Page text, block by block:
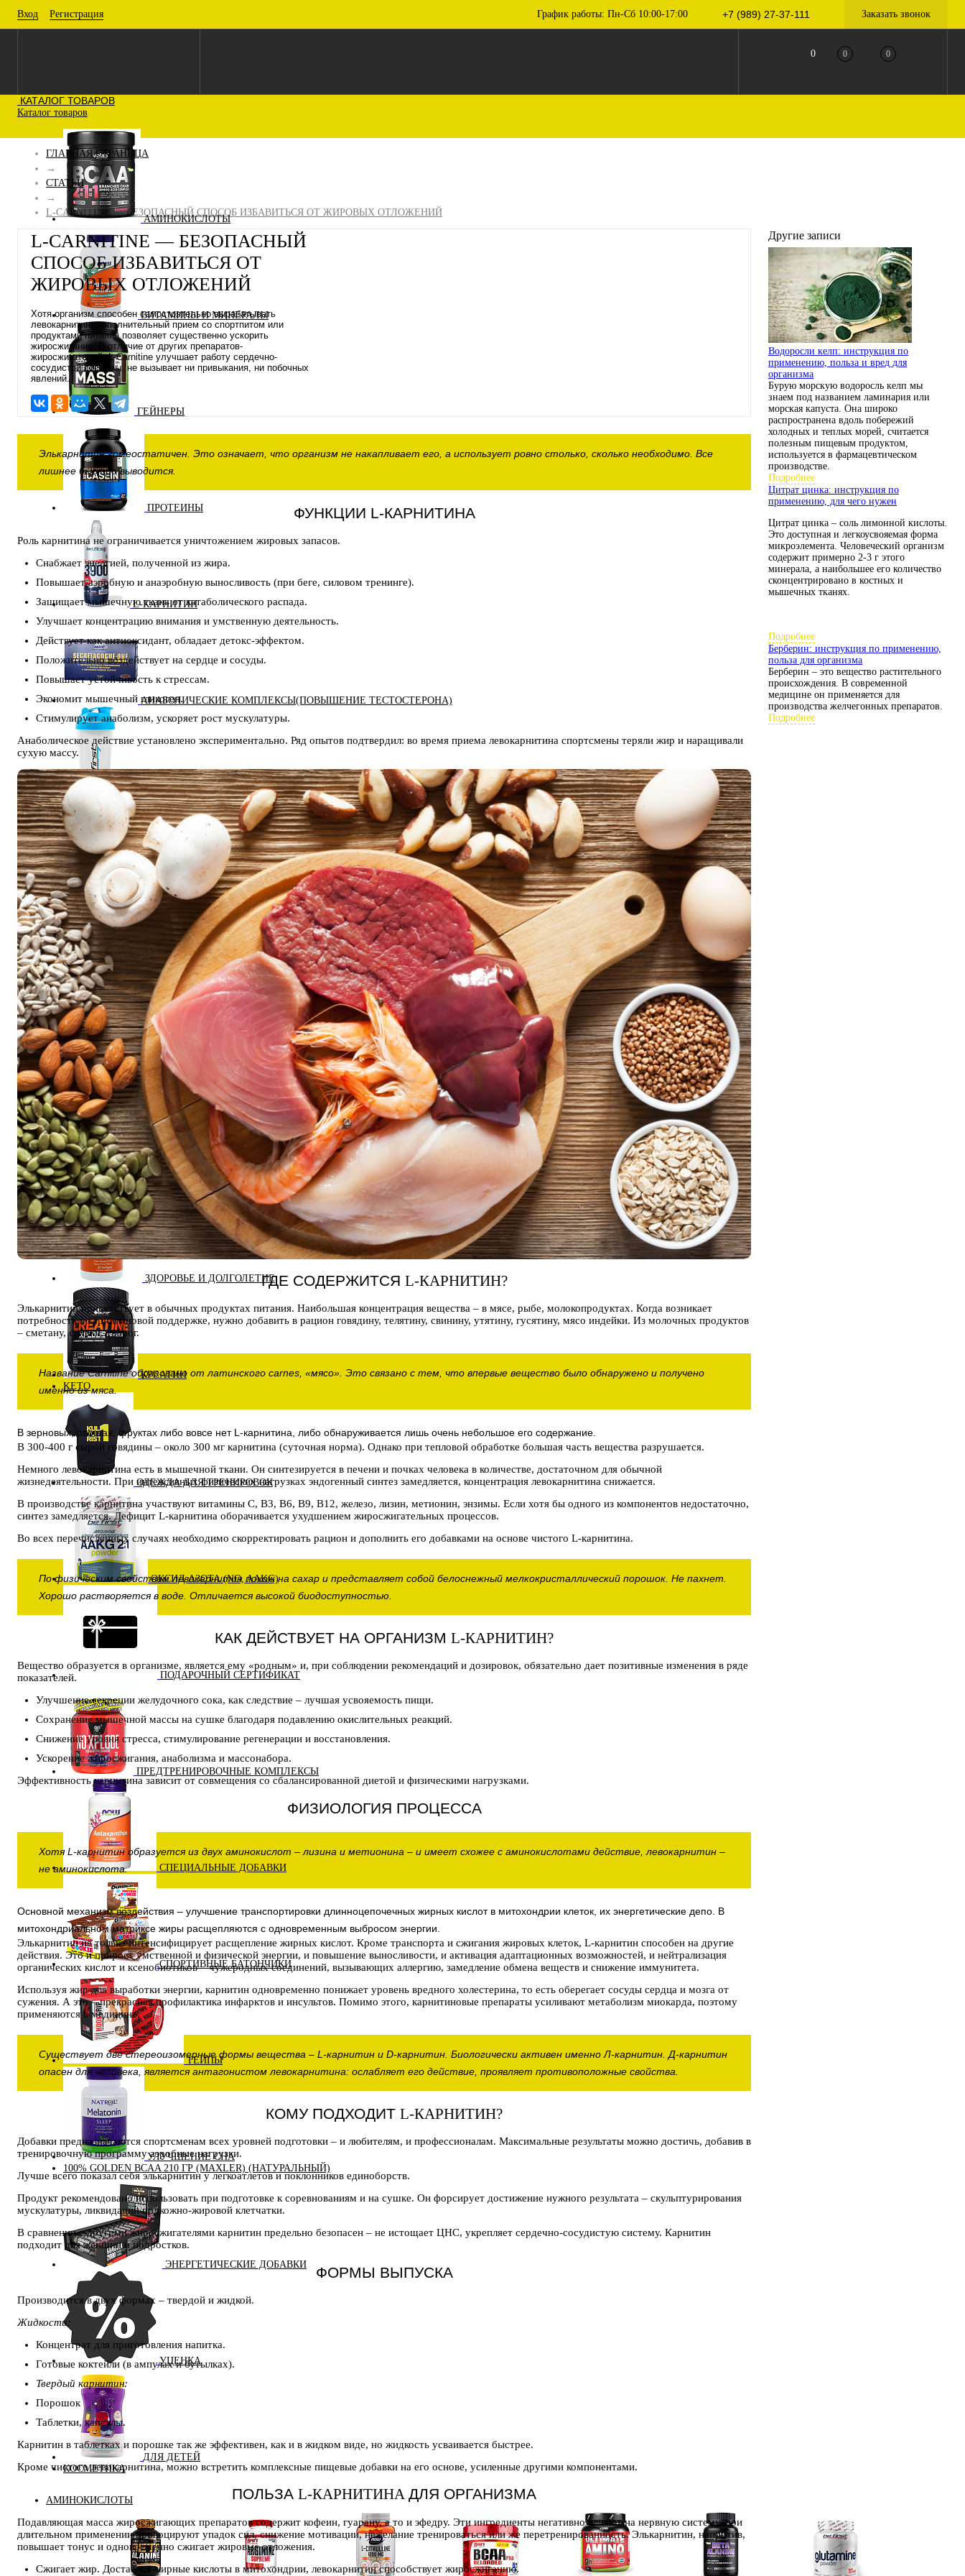
Вход Регистрация График работы: Пн-Сб 10:00-17:00 +7 (989) 27-37-111 Заказать звонок
0 0 0
КАТАЛОГ ТОВАРОВ
Каталог товаров
АМИНОКИСЛОТЫ
ВИТАМИНЫ И МИНЕРАЛЫ
ГЕЙНЕРЫ
ПРОТЕИНЫ
L-КАРНИТИН
АНАБОЛИЧЕСКИЕ КОМПЛЕКСЫ(ПОВЫШЕНИЕ ТЕСТОСТЕРОНА)
АКСЕССУАРЫ
ДОБАВКИ ДЛЯ СУСТАВОВ И СВЯЗОК (ХОНДРОПРОТЕКТОРЫ)
ДИЕТИЧЕСКОЕ ПИТАНИЕ
ЖИРОСЖИГАТЕЛИ
ЗМА (ZMA)
ЗДОРОВЬЕ И ДОЛГОЛЕТИЕ
КРЕАТИН
KETO
ОДЕЖДА ДЛЯ ТРЕНИРОВОК
ОКСИД АЗОТА (NO, AAKG)
ПОДАРОЧНЫЙ СЕРТИФИКАТ
ПРЕДТРЕНИРОВОЧНЫЕ КОМПЛЕКСЫ
СПЕЦИАЛЬНЫЕ ДОБАВКИ
СПОРТИВНЫЕ БАТОНЧИКИ
ТЕЙПЫ
УЛУЧШЕНИЕ СНА
100% GOLDEN BCAA 210 ГР (MAXLER) (НАТУРАЛЬНЫЙ)
ЭНЕРГЕТИЧЕСКИЕ ДОБАВКИ
УЦЕНКА
ДЛЯ ДЕТЕЙ
КОСМЕТИКА
АМИНОКИСЛОТЫ
ГЛАВНАЯ СТРАНИЦА
→
СТАТЬИ
→
L-CARNITINE — БЕЗОПАСНЫЙ СПОСОБ ИЗБАВИТЬСЯ ОТ ЖИРОВЫХ ОТЛОЖЕНИЙ
L-CARNITINE — БЕЗОПАСНЫЙ
СПОСОБ ИЗБАВИТЬСЯ ОТ
ЖИРОВЫХ ОТЛОЖЕНИЙ
Хотя организм способен самостоятельно вырабатывать
левокарнитин, дополнительный прием со спортпитом или
продуктами питания позволяет существенно ускорить
жиросжигание. В отличие от других препаратов-
жиросжигателей, L-Carnitine улучшает работу сердечно-
сосудистой системы, не вызывает ни привыкания, ни побочных
явлений.
Элькарнитин гомеостатичен. Это означает, что организм не накапливает его, а использует ровно столько, сколько необходимо. Все
лишнее быстро выводится.
ФУНКЦИИ L-КАРНИТИНА
Роль карнитина не ограничивается уничтожением жировых запасов.
Снабжает энергией, полученной из жира.
Повышает аэробную и анаэробную выносливость (при беге, силовом тренинге).
Защищает мышечную ткань от катаболического распада.
Улучшает концентрацию внимания и умственную деятельность.
Действует как антиоксидант, обладает детокс-эффектом.
Положительно воздействует на сердце и сосуды.
Повышает устойчивость к стрессам.
Экономит мышечный гликоген.
Стимулирует анаболизм, ускоряет рост мускулатуры.
Анаболическое действие установлено экспериментально. Ряд опытов подтвердил: во время приема левокарнитина спортсмены теряли жир и наращивали
сухую массу.
ГДЕ СОДЕРЖИТСЯ L-КАРНИТИН?
Элькарнитин присутствует в обычных продуктах питания. Наибольшая концентрация вещества – в мясе, рыбе, молокопродуктах. Когда возникает
потребность в карнитиновой поддержке, нужно добавить в рацион говядину, телятину, свинину, утятину, гусятину, мясо индейки. Из молочных продуктов
– сметану, сливки, творог.
Название Carnitine образовано от латинского carnes, «мясо». Это связано с тем, что впервые вещество было обнаружено и получено
именно из мяса.
В зерновых, овощах, фруктах либо вовсе нет L-карнитина, либо обнаруживается лишь очень небольшое его содержание.
В 300-400 г сырой говядины – около 300 мг карнитина (суточная норма). Однако при тепловой обработке большая часть вещества разрушается.
Немного левокарнитина есть в мышечной ткани. Он синтезируется в печени и почках человека в количестве, достаточном для обычной
жизнедеятельности. При интенсивных физических нагрузках эндогенный синтез замедляется, концентрация левокарнитина снижается.
В производстве карнитина участвуют витамины С, B3, B6, B9, B12, железо, лизин, метионин, энзимы. Если хотя бы одного из компонентов недостаточно,
синтез замедляется. Дефицит L-карнитина оборачивается ухудшением жиросжигательных процессов.
Во всех перечисленных случаях необходимо скорректировать рацион и дополнить его добавками на основе чистого L-карнитина.
По физическим свойствам левокарнитин похож на сахар и представляет собой белоснежный мелкокристаллический порошок. Не пахнет.
Хорошо растворяется в воде. Отличается высокой биодоступностью.
КАК ДЕЙСТВУЕТ НА ОРГАНИЗМ L-КАРНИТИН?
Вещество образуется в организме, является ему «родным» и, при соблюдении рекомендаций и дозировок, обязательно дает позитивные изменения в ряде
показателей.
Улучшение секреции желудочного сока, как следствие – лучшая усвояемость пищи.
Сохранение мышечной массы на сушке благодаря подавлению окислительных реакций.
Снижение уровня стресса, стимулирование регенерации и восстановления.
Ускорение жиросжигания, анаболизма и массонабора.
Эффективность карнитина зависит от совмещения со сбалансированной диетой и физическими нагрузками.
ФИЗИОЛОГИЯ ПРОЦЕССА
Хотя L-карнитин образуется из двух аминокислот – лизина и метионина – и имеет схожее с аминокислотами действие, левокарнитин –
не аминокислота.
Основной механизм воздействия – улучшение транспортировки длинноцепочечных жирных кислот в митохондрии клеток, их энергетические депо. В
митохондриальном матриксе жиры расщепляются с одновременным выбросом энергии.
Элькарнитин не только интенсифицирует расщепление жирных кислот. Кроме транспорта и сжигания жировых клеток, L-карнитин способен на другие
действия. Это и прирост умственной и физической энергии, и повышение выносливости, и активация адаптационных возможностей, и нейтрализация
органических кислот и ксенобиотиков – чужеродных соединений, вызывающих аллергию, замедление обмена веществ и снижение иммунитета.
Используя жир для выработки энергии, карнитин одновременно понижает уровень вредного холестерина, то есть оберегает сосуды сердца и мозга от
сужения. А это – прекрасная профилактика инфарктов и инсультов. Помимо этого, карнитиновые препараты усиливают метаболизм миокарда, поэтому
применяются в медицине.
Существует две стереоизомерные формы вещества – L-карнитин и D-карнитин. Биологически активен именно Л-карнитин. Д-карнитин
опасен для человека, является антагонистом левокарнитина: ослабляет его действие, проявляет противоположные свойства.
КОМУ ПОДХОДИТ L-КАРНИТИН?
Добавки предназначаются спортсменам всех уровней подготовки – и любителям, и профессионалам. Максимальные результаты можно достичь, добавив в
тренировочную программу аэробные нагрузки.
Лучше всего показал себя элькарнитин у легкоатлетов и поклонников единоборств.
Продукт рекомендовано использовать при подготовке к соревнованиям и на сушке. Он форсирует достижение нужного результата – скульптурирования
мускулатуры, ликвидации подкожно-жировой клетчатки.
В сравнении с другими жиросжигателями карнитин предельно безопасен – не истощает ЦНС, укрепляет сердечно-сосудистую систему. Карнитин
подходит для женщин и подростков.
ФОРМЫ ВЫПУСКА
Производится в двух формах – твердой и жидкой.
Жидкости:
Концентрат для приготовления напитка.
Готовые коктейли (в ампулах и бутылках).
Твердый карнитин:
Порошок
Таблетки, капсулы.
Карнитин в таблетках и порошке так же эффективен, как и в жидком виде, но жидкость усваивается быстрее.
Кроме чистого левокарнитина, можно встретить комплексные пищевые добавки на его основе, усиленные другими компонентами.
ПОЛЬЗА L-КАРНИТИНА ДЛЯ ОРГАНИЗМА
Подавляющая масса жиросжигающих препаратов содержит кофеин, гуарану, а то и эфедру. Эти ингредиенты негативно влияют на нервную систему, при
длительном применении провоцируют упадок сил, снижение мотивации, нежелание тренироваться или же перетренированность. Элькарнитин, напротив,
повышает тонус и одновременно сжигает жировые отложения.
Сжигает жир. Доставляя жирные кислоты в митохондрии, левокарнитин способствует жиросжиганию.
Другие записи
Водоросли келп: инструкция по
применению, польза и вред для
организма
Бурую морскую водоросль келп мы
знаем под названием ламинария или
морская капуста. Она широко
распространена вдоль побережий
холодных и теплых морей, считается
полезным пищевым продуктом,
используется в фармацевтическом
производстве.
Подробнее
Цитрат цинка: инструкция по
применению, для чего нужен
Цитрат цинка – соль лимонной кислоты.
Это доступная и легкоусвояемая форма
микроэлемента. Человеческий организм
содержит примерно 2-3 г этого
минерала, а наибольшее его количество
сконцентрировано в костных и
мышечных тканях.
Подробнее
Берберин: инструкция по применению,
польза для организма
Берберин – это вещество растительного
происхождения. В современной
медицине он применяется для
производства желчегонных препаратов.
Подробнее